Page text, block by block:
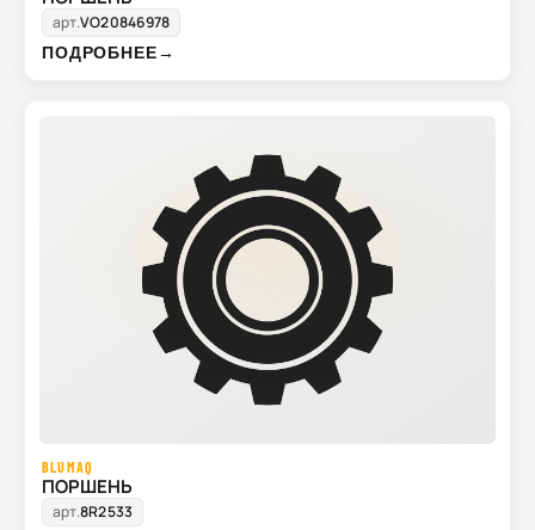
арт.VO20846978
ПОДРОБНЕЕ→
BLUMAQ
ПОРШЕНЬ
арт.8R2533